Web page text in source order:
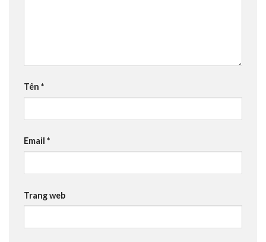
Tên *
Email *
Trang web